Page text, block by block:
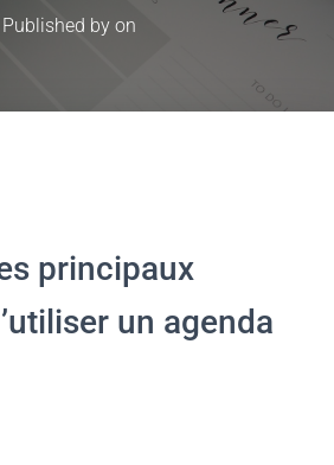
Published by on
principaux
un agenda